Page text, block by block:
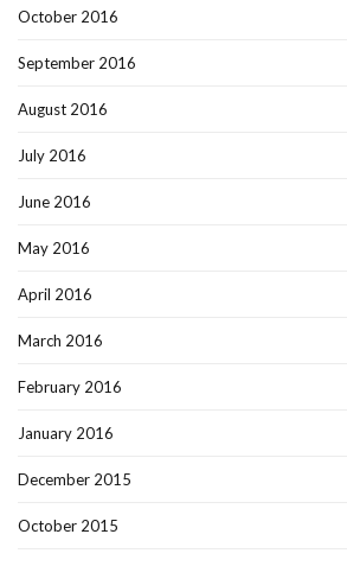
October 2016
September 2016
August 2016
July 2016
June 2016
May 2016
April 2016
March 2016
February 2016
January 2016
December 2015
October 2015